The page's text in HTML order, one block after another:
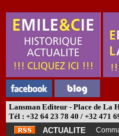
Lansman Editeur - Place de La
Tél : +32 64 23 78 40 / +32 471
ACTUALITE